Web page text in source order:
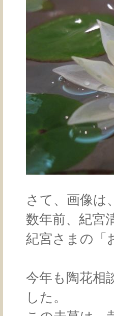
さて、画像は
数年前、紀宮
紀宮さまの「
今年も陶花相
した。